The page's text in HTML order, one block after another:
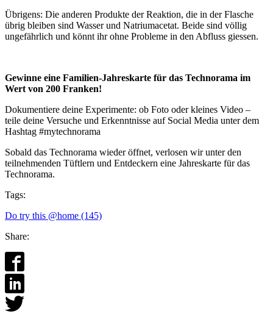
Übrigens: Die anderen Produkte der Reaktion, die in der Flasche
übrig bleiben sind Wasser und Natriumacetat. Beide sind völlig
ungefährlich und könnt ihr ohne Probleme in den Abfluss giessen.
Gewinne eine Familien-Jahreskarte für das Technorama im
Wert von 200 Franken!
Dokumentiere deine Experimente: ob Foto oder kleines Video –
teile deine Versuche und Erkenntnisse auf Social Media unter dem
Hashtag #mytechnorama
Sobald das Technorama wieder öffnet, verlosen wir unter den
teilnehmenden Tüftlern und Entdeckern eine Jahreskarte für das
Technorama.
Tags:
Do try this @home (145)
Share: